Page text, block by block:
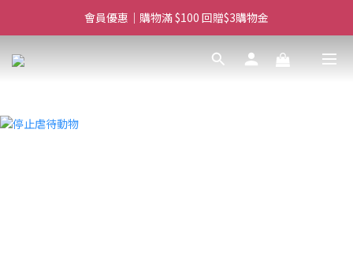
滿$450免費送貨上門 I 滿$350免運 順豐自取
會員優惠｜購物滿 $100 回贈$3購物金
滿$450免費送貨上門 I 滿$350免運 順豐自取